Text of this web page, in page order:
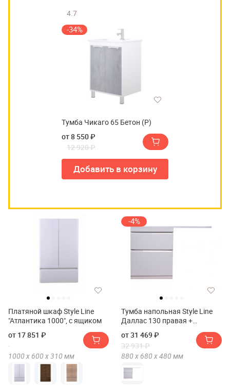
4.7
-34%
Тумба Чикаго 65 Бетон (Р)
от 8 550 ₽
12 920 ₽
Добавить в корзину
Платяной шкаф Style Line
"Атлантика 1000", с ящиком
от 17 851 ₽
1000 х 600 х310 мм
-4%
Тумба напольная Style Line
Даллас 130 правая +
Даллас 1300*482 левый
от 31 469 ₽
32 931 ₽
880 х 680 х480 мм